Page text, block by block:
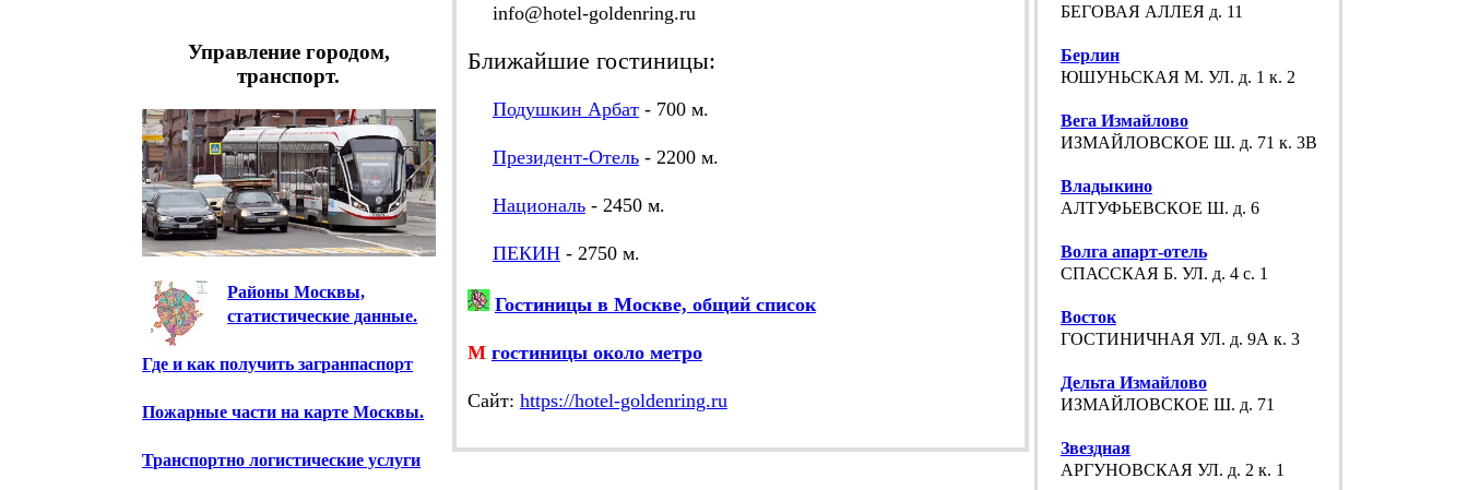
Управление городом,
транспорт.
Районы Москвы,
статистические данные.
Где и как получить загранпаспорт
Пожарные части на карте Москвы.
Транспортно логистические услуги
info@hotel-goldenring.ru
Ближайшие гостиницы:
Подушкин Арбат- 700 м.
Президент-Отель- 2200 м.
Националь- 2450 м.
ПЕКИН- 2750 м.
Гостиницы в Москве, общий список
М гостиницы около метро
Cайт: https://hotel-goldenring.ru
БЕГОВАЯ АЛЛЕЯ д. 11
Берлин
ЮШУНЬСКАЯ М. УЛ. д. 1 к. 2
Вега Измайлово
ИЗМАЙЛОВСКОЕ Ш. д. 71 к. 3В
Владыкино
АЛТУФЬЕВСКОЕ Ш. д. 6
Волга апарт-отель
СПАССКАЯ Б. УЛ. д. 4 с. 1
Восток
ГОСТИНИЧНАЯ УЛ. д. 9А к. 3
Дельта Измайлово
ИЗМАЙЛОВСКОЕ Ш. д. 71
Звездная
АРГУНОВСКАЯ УЛ. д. 2 к. 1